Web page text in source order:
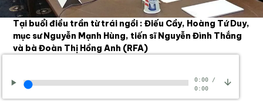
Tại buổi điều trần từ trái ngồi : Điếu Cầy, Hoàng Tứ Duy,
mục sư Nguyễn Mạnh Hùng, tiến sĩ Nguyễn Đình Thắng
và bà Đoàn Thị Hồng Anh (RFA)
0:00/
0:00